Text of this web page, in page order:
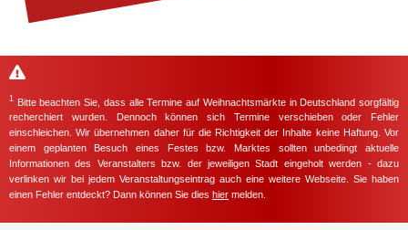
1
Bitte beachten Sie, dass alle Termine auf Weihnachtsmärkte in Deutschland sorgfältig
recherchiert wurden. Dennoch können sich Termine verschieben oder Fehler
einschleichen. Wir übernehmen daher für die Richtigkeit der Inhalte keine Haftung. Vor
einem geplanten Besuch eines Festes bzw. Marktes sollten unbedingt aktuelle
Informationen des Veranstalters bzw. der jeweiligen Stadt eingeholt werden - dazu
verlinken wir bei jedem Veranstaltungseintrag auch eine weitere Webseite. Sie haben
einen Fehler entdeckt? Dann können Sie dies hier melden.